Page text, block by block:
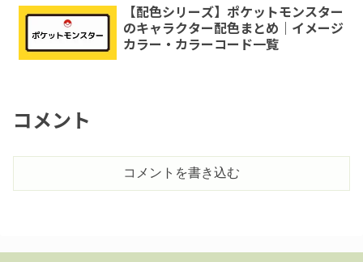
【配色シリーズ】ポケットモンスター
のキャラクター配色まとめ｜イメージ
カラー・カラーコード一覧
コメント
コメントを書き込む